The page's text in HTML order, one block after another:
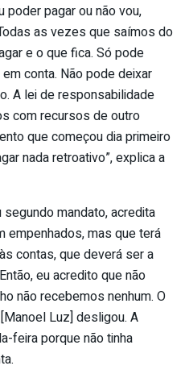
poder pagar ou não vou,
as vezes que saímos do
e o que fica. Só pode
conta. Não pode deixar
A lei de responsabilidade
com recursos de outro
que começou dia primeiro
nada retroativo”, explica a
mandato, acredita
mas que terá
contas, que deverá ser a
eu acredito que não
não recebemos nenhum. O
Luz] desligou. A
feira porque não tinha